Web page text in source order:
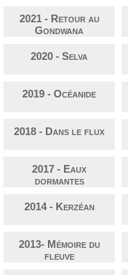
2021 - Retour au
Gondwana
2020 - Selva
2019 - Océanide
2018 - Dans le flux
2017 - Eaux
dormantes
2014 - Kerzéan
2013- Mémoire du
fleuve